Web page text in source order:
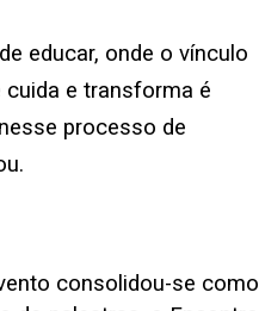
educar, onde o vínculo
e transforma é
processo de
consolidou-se como